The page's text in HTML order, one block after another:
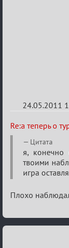
24.05.2011
Re:
а
теперь
турнире
Re:а теперь о
Цитата
я, конечно
твоими
игра
Плохо